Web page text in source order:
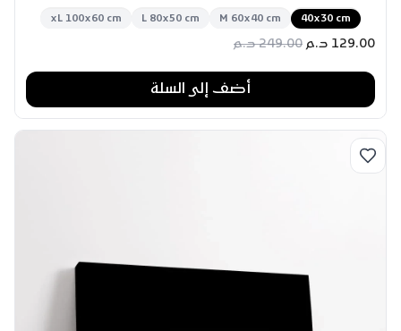
40x30 cm
M 60x40 cm
L 80x50 cm
xL 100x60 cm
129.00 د.م 249.00 د.م
أضف إلى السلة